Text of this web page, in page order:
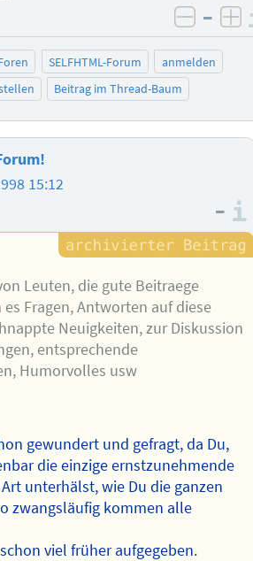
–
SELFHTML-Forum
anmelden
Beitrag im Thread-Baum
15:12
–
Leuten, die gute Beitraege
Fragen, Antworten auf diese
Neuigkeiten, zur Diskussion
entsprechende
Humorvolles usw
gewundert und gefragt, da Du,
die einzige ernstzunehmende
unterhälst, wie Du die ganzen
zwangsläufig kommen alle
viel früher aufgegeben.